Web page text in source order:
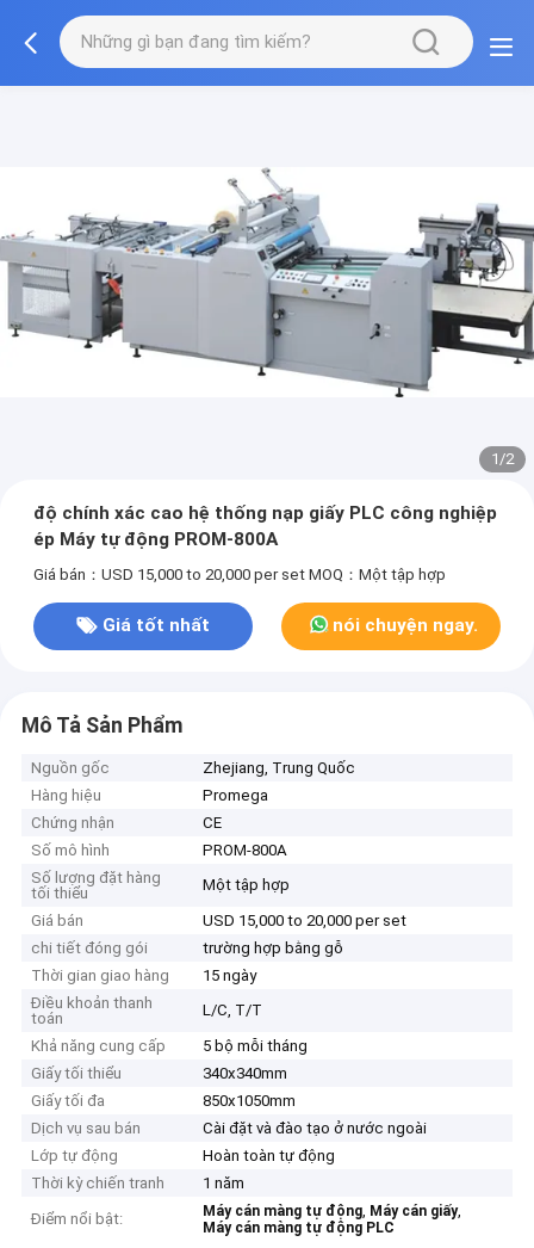
1/2
độ chính xác cao hệ thống nạp giấy PLC công nghiệp
ép Máy tự động PROM-800A
Giá bán：USD 15,000 to 20,000 per set MOQ：Một tập hợp
Giá tốt nhất nói chuyện ngay.
Mô Tả Sản Phẩm
Nguồn gốc
Zhejiang, Trung Quốc
Hàng hiệu
Promega
Chứng nhận
CE
Số mô hình
PROM-800A
Số lượng đặt hàng
tối thiểu
Một tập hợp
Giá bán
USD 15,000 to 20,000 per set
chi tiết đóng gói
trường hợp bằng gỗ
Thời gian giao hàng
15 ngày
Điều khoản thanh
toán
L/C, T/T
Khả năng cung cấp
5 bộ mỗi tháng
Giấy tối thiểu
340x340mm
Giấy tối đa
850x1050mm
Dịch vụ sau bán
Cài đặt và đào tạo ở nước ngoài
Lớp tự động
Hoàn toàn tự động
Thời kỳ chiến tranh
1 năm
Điểm nổi bật:
Máy cán màng tự động, Máy cán giấy,
Máy cán màng tự động PLC